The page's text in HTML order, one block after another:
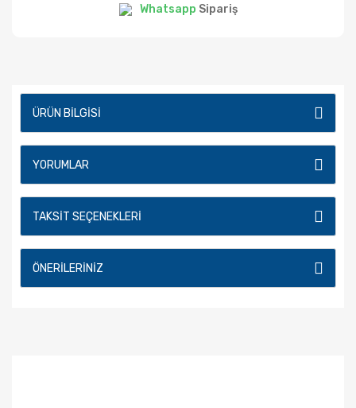
Whatsapp Sipariş
ÜRÜN BILGISI
YORUMLAR
TAKSIT SEÇENEKLERI
ÖNERILERINIZ